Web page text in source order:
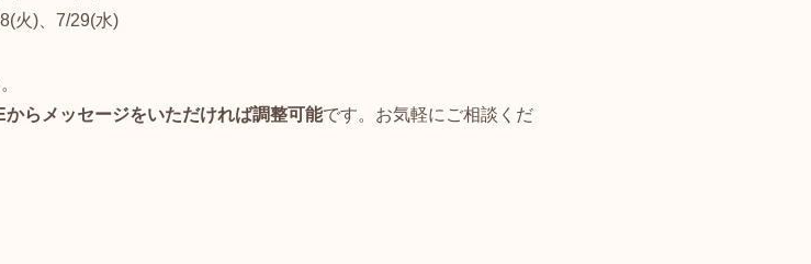
火)、7/29(水)
からメッセージをいただければ調整可能です。お気軽にご相談くだ